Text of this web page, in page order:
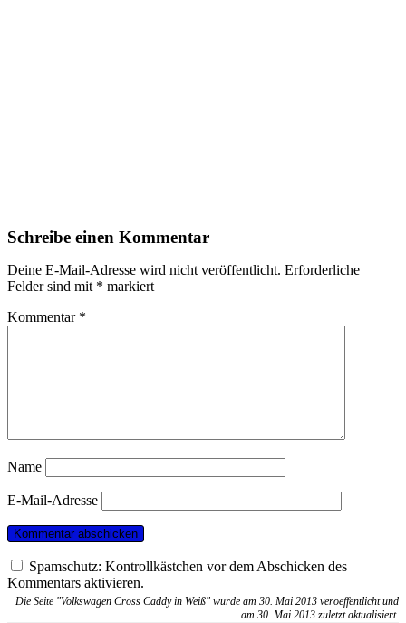
Schreibe einen Kommentar
Deine E-Mail-Adresse wird nicht veröffentlicht. Erforderliche
Felder sind mit * markiert
Kommentar *
Name
E-Mail-Adresse
Spamschutz: Kontrollkästchen vor dem Abschicken des
Kommentars aktivieren.
Die Seite "Volkswagen Cross Caddy in Weiß" wurde am 30. Mai 2013 veroeffentlicht und
am 30. Mai 2013 zuletzt aktualisiert.